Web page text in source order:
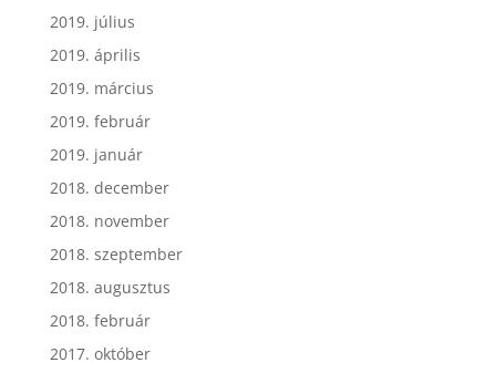
2019. július
2019. április
2019. március
2019. február
2019. január
2018. december
2018. november
2018. szeptember
2018. augusztus
2018. február
2017. október